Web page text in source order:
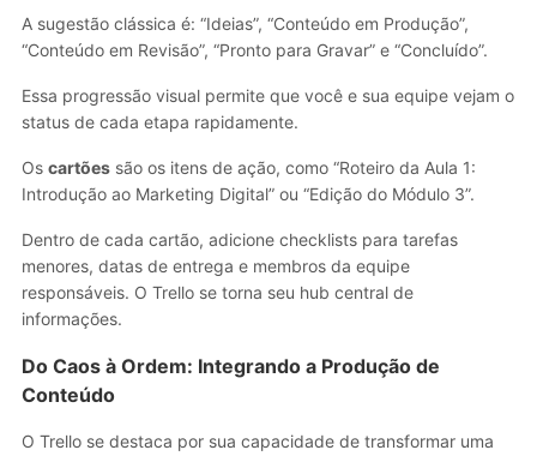
A sugestão clássica é: “Ideias”, “Conteúdo em Produção”,
“Conteúdo em Revisão”, “Pronto para Gravar” e “Concluído”.
Essa progressão visual permite que você e sua equipe vejam o
status de cada etapa rapidamente.
Os cartões são os itens de ação, como “Roteiro da Aula 1:
Introdução ao Marketing Digital” ou “Edição do Módulo 3”.
Dentro de cada cartão, adicione checklists para tarefas
menores, datas de entrega e membros da equipe
responsáveis. O Trello se torna seu hub central de
informações.
Do Caos à Ordem: Integrando a Produção de
Conteúdo
O Trello se destaca por sua capacidade de transformar uma